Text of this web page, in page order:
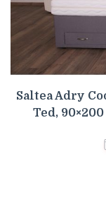
Saltea Adry
Ted,